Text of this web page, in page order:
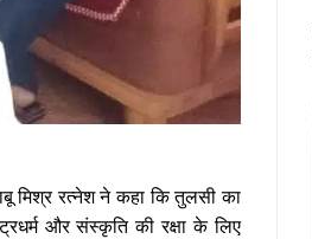
मिश्र रत्नेश ने कहा कि तुलसी का
और संस्कृति की रक्षा के लिए